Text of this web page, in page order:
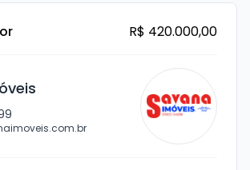
R$ 420.000,00